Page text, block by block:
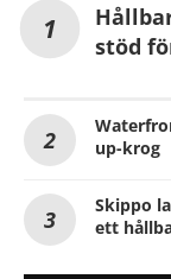
stöd
up-krog
Skippo
ett